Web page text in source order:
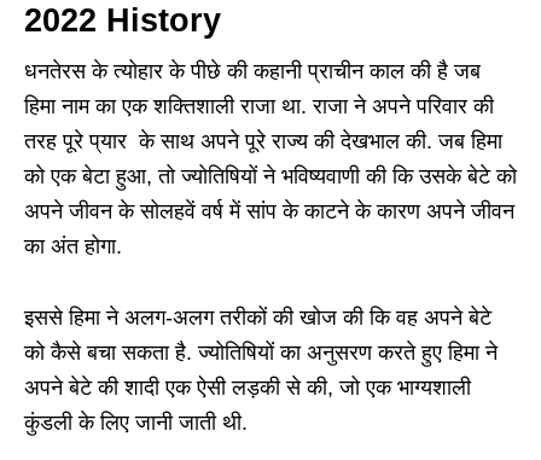
2022 History
धनतेरस के त्योहार के पीछे की कहानी प्राचीन काल की है जब
हिमा नाम का एक शक्तिशाली राजा था. राजा ने अपने परिवार की
तरह पूरे प्यार के साथ अपने पूरे राज्य की देखभाल की. जब हिमा
को एक बेटा हुआ, तो ज्योतिषियों ने भविष्यवाणी की कि उसके बेटे को
अपने जीवन के सोलहवें वर्ष में सांप के काटने के कारण अपने जीवन
का अंत होगा.
इससे हिमा ने अलग-अलग तरीकों की खोज की कि वह अपने बेटे
को कैसे बचा सकता है. ज्योतिषियों का अनुसरण करते हुए हिमा ने
अपने बेटे की शादी एक ऐसी लड़की से की, जो एक भाग्यशाली
कुंडली के लिए जानी जाती थी.